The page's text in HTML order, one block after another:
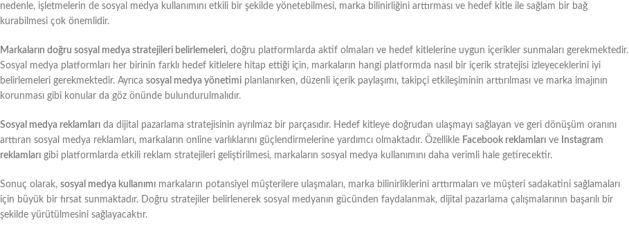
nedenle, işletmelerin de sosyal medya kullanımını etkili bir şekilde yönetebilmesi, marka bilinirliğini arttırması ve hedef kitle ile sağlam bir bağ
kurabilmesi çok önemlidir.
Markaların doğru sosyal medya stratejileri belirlemeleri, doğru platformlarda aktif olmaları ve hedef kitlelerine uygun içerikler sunmaları gerekmektedir.
Sosyal medya platformları her birinin farklı hedef kitlelere hitap ettiği için, markaların hangi platformda nasıl bir içerik stratejisi izleyeceklerini iyi
belirlemeleri gerekmektedir. Ayrıca sosyal medya yönetimi planlanırken, düzenli içerik paylaşımı, takipçi etkileşiminin arttırılması ve marka imajının
korunması gibi konular da göz önünde bulundurulmalıdır.
Sosyal medya reklamları da dijital pazarlama stratejisinin ayrılmaz bir parçasıdır. Hedef kitleye doğrudan ulaşmayı sağlayan ve geri dönüşüm oranını
arttıran sosyal medya reklamları, markaların online varlıklarını güçlendirmelerine yardımcı olmaktadır. Özellikle Facebook reklamları ve
Instagram
reklamları gibi platformlarda etkili reklam stratejileri geliştirilmesi, markaların sosyal medya kullanımını daha verimli hale getirecektir.
Sonuç olarak, sosyal medya kullanımı markaların potansiyel müşterilere ulaşmaları, marka bilinirliklerini arttırmaları ve müşteri sadakatini sağlamaları
için büyük bir fırsat sunmaktadır. Doğru stratejiler belirlenerek sosyal medyanın gücünden faydalanmak, dijital pazarlama çalışmalarının başarılı bir
şekilde yürütülmesini sağlayacaktır.